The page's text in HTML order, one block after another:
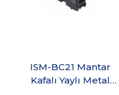
ISM-BC21 Mantar
Kafalı Yaylı Metal